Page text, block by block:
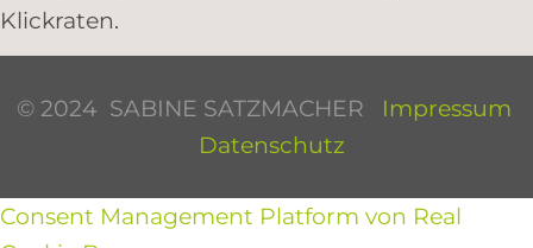
Klickraten.
© 2024 SABINE SATZMACHER
Impressum
Datenschutz
Consent Management Platform von Real